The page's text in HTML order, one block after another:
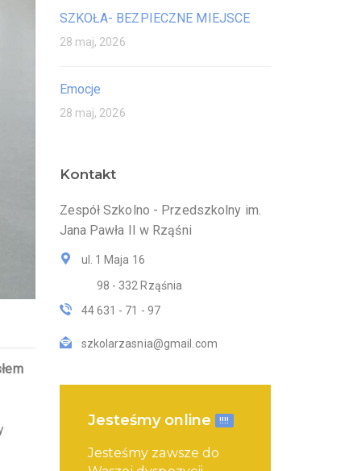
SZKOŁA- BEZPIECZNE MIEJSCE
28 maj, 2026
Emocje
28 maj, 2026
Kontakt
Zespół Szkolno - Przedszkolny im.
Jana Pawła II w Rząśni
ul. 1 Maja 16
98 - 332 Rząśnia
44 631 - 71 - 97
szkolarzasnia@gmail.com
Jesteśmy online !!!!
Jesteśmy zawsze do